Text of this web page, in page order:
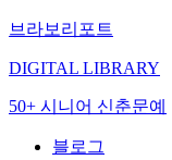
브라보리포트
DIGITAL LIBRARY
50+ 시니어 신춘문예
블로그